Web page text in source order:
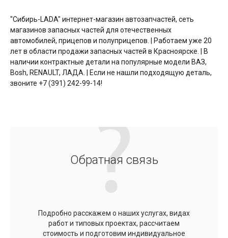
"Сибирь-LADA" интернет-магазин автозапчастей, сеть
магазинов запасных частей для отечественных
автомобилей, прицепов и полуприцепов. | Работаем уже 20
лет в области продажи запасных частей в Красноярске. | В
наличии контрактные детали на популярные модели ВАЗ,
Bosh, RENAULT, ЛАДА. | Если не нашли подходящую деталь,
звоните +7 (391) 242-99-14!
Обратная связь
Подробно расскажем о наших услугах, видах
работ и типовых проектах, рассчитаем
стоимость и подготовим индивидуальное